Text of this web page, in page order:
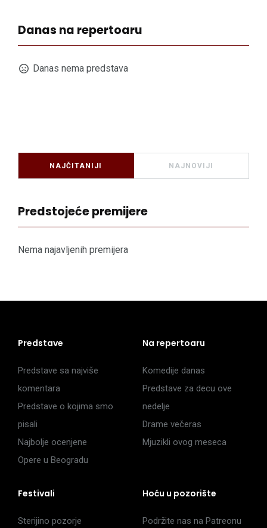
Danas na repertoaru
Danas nema predstava
NAJČITANIJI NAJNOVIJI
Predstojeće premijere
Nema najavljenih premijera
Predstave
Predstave sa najviše
komentara
Predstave o kojima smo
pisali
Najbolje ocenjene
Opere u Beogradu
Na repertoaru
Komedije danas
Predstave za decu ove
nedelje
Drame večeras
Mjuzikli ovog meseca
Festivali
Sterijino pozorje
Hoću u pozorište
Podržite nas na Patreonu